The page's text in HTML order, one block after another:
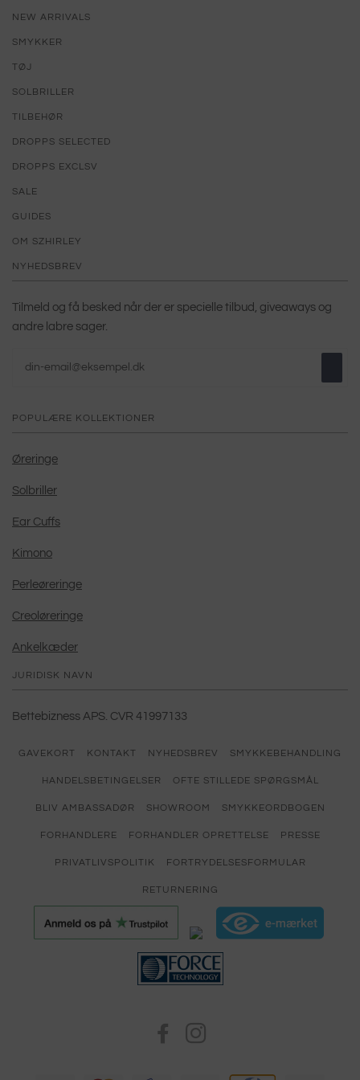
NEW ARRIVALS
SMYKKER
TØJ
SOLBRILLER
TILBEHØR
DROPPS SELECTED
DROPPS EXCLSV
SALE
GUIDES
OM SZHIRLEY
NYHEDSBREV
Tilmeld og få besked når der er specielle tilbud, giveaways og
andre labre sager.
POPULÆRE KOLLEKTIONER
Øreringe
Solbriller
Ear Cuffs
Kimono
Perleøreringe
Creoløreringe
Ankelkæder
JURIDISK NAVN
Bettebizness APS. CVR 41997133
GAVEKORT KONTAKT NYHEDSBREV SMYKKEBEHANDLING
HANDELSBETINGELSER OFTE STILLEDE SPØRGSMÅL
BLIV AMBASSADØR SHOWROOM SMYKKEORDBOGEN
FORHANDLERE FORHANDLER OPRETTELSE PRESSE
PRIVATLIVSPOLITIK FORTRYDELSESFORMULAR
RETURNERING
FACEBOOK